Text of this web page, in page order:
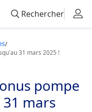
Rechercher
31 mars 2025 !
pompe
mars